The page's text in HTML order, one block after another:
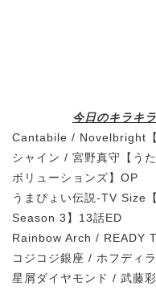
今日のキラキ
Cantabile / Novelbright
シャイン / 宮野真守【う
ボリューションズ】OP
うまぴょい伝説-TV Size
Season 3】13話ED
Rainbow Arch / READY
コジコジ銀座 / ホフディ
星屑ダイヤモンド / 武藤